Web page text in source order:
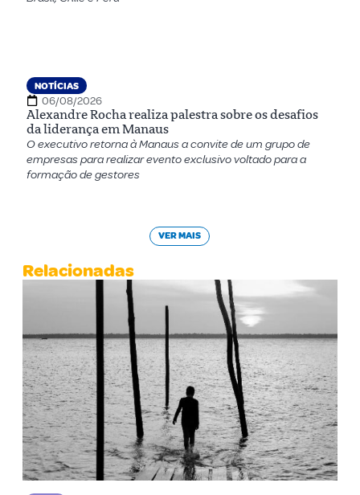
NOTÍCIAS
06/08/2026
Alexandre Rocha realiza palestra sobre os desafios
da liderança em Manaus
O executivo retorna à Manaus a convite de um grupo de
empresas para realizar evento exclusivo voltado para a
formação de gestores
VER MAIS
Relacionadas